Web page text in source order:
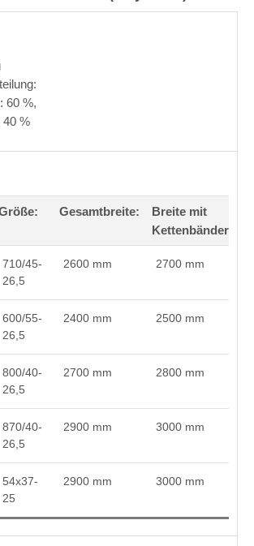
60 %,
40 %
Gesamtbreite:
Breite mit
Kettenbänder:
710/45-
26,5
2600 mm 2700 mm
600/55-
26,5
2400 mm 2500 mm
800/40-
26,5
2700 mm 2800 mm
870/40-
26,5
2900 mm 3000 mm
54x37-
25
2900 mm 3000 mm